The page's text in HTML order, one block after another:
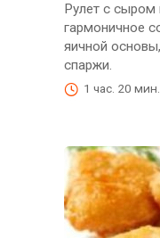
Рулет с сыром
гармоничное
яичной
спаржи.
1 час. 20 мин.